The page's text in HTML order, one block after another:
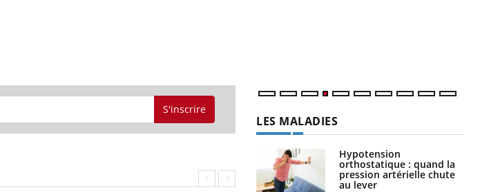
S'inscrire
LES MALADIES
Hypotension
orthostatique : quand la
pression artérielle chute
au lever